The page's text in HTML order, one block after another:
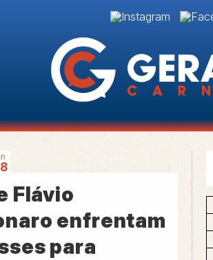
Flávio
enfrentam
para